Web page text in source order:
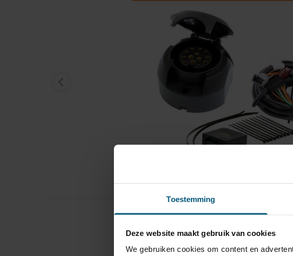
Toestemming
Deze website maakt gebruik van cookies
We gebruiken cookies om content en